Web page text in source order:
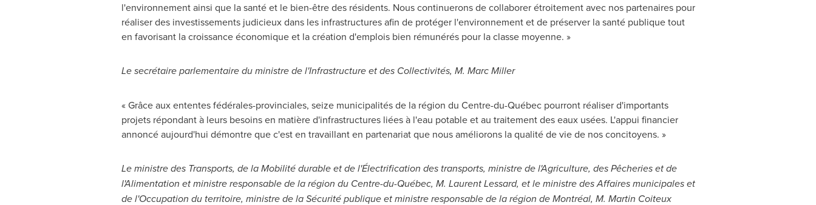
l'environnement ainsi que la santé et le bien-être des résidents. Nous continuerons de collaborer étroitement avec nos partenaires pour
réaliser des investissements judicieux dans les infrastructures afin de protéger l'environnement et de préserver la santé publique tout
en favorisant la croissance économique et la création d'emplois bien rémunérés pour la classe moyenne. »
Le secrétaire parlementaire du ministre de l'Infrastructure et des Collectivités, M. Marc Miller
« Grâce aux ententes fédérales-provinciales, seize municipalités de la région du Centre-du-Québec pourront réaliser d'importants
projets répondant à leurs besoins en matière d'infrastructures liées à l'eau potable et au traitement des eaux usées. L'appui financier
annoncé aujourd'hui démontre que c'est en travaillant en partenariat que nous améliorons la qualité de vie de nos concitoyens. »
Le ministre des Transports, de la Mobilité durable et de l'Électrification des transports, ministre de l'Agriculture, des Pêcheries et de
l'Alimentation et ministre responsable de la région du Centre-du-Québec, M. Laurent Lessard, et leministre des Affaires municipales et
de l'Occupation du territoire, ministre de la Sécurité publique et ministre responsable de la région de Montréal, M. Martin Coiteux